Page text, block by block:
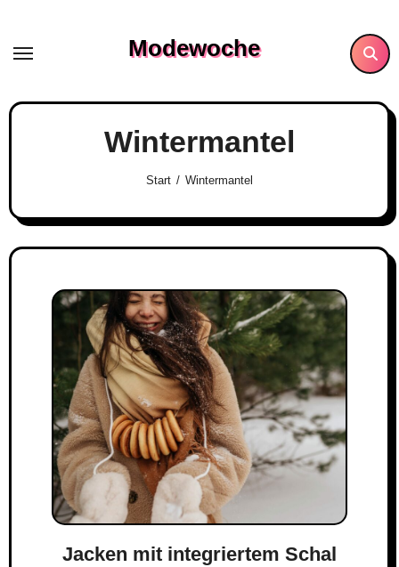
content
Modewoche
Wintermantel
Start Wintermantel
Jacken mit integriertem Schal